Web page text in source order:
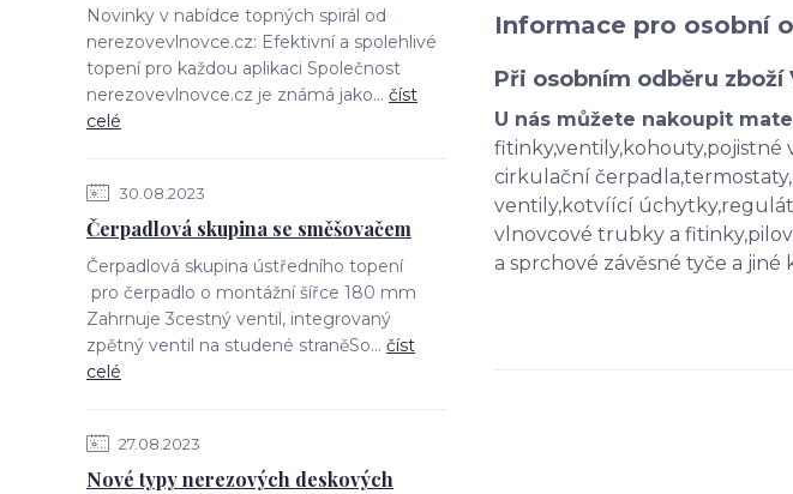
Novinky v nabídce topných spirál od
nerezovevlnovce.cz: Efektivní a spolehlivé
topení pro každou aplikaci Společnost
nerezovevlnovce.cz je známá jako... číst
celé
30.08.2023
Čerpadlová skupina se směšovačem
Čerpadlová skupina ústředního topení
pro čerpadlo o montážní šířce 180 mm
Zahrnuje 3cestný ventil, integrovaný
zpětný ventil na studené straněSo... číst
celé
27.08.2023
Nové typy nerezových deskových
Informace pro osobní
Při osobním odběru zboží
U nás můžete nakoupit
fitinky,ventily,kohouty,pojistné
cirkulační
ventily,kotvíící
vlnovcové trubky a
a sprchové závěsné tyče a